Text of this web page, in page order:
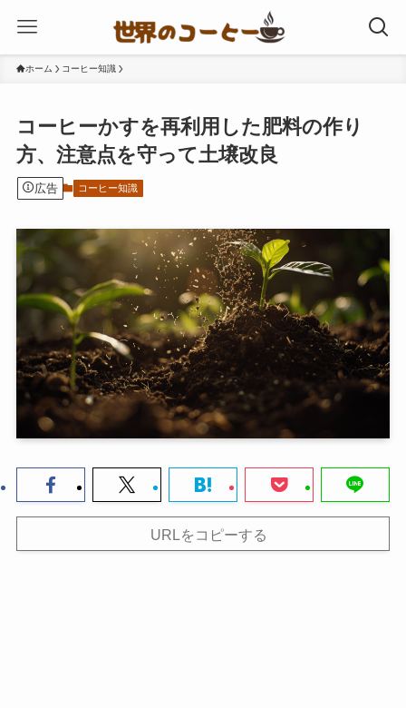
ホーム コーヒー知識
コーヒーかすを再利用した肥料の作り
方、注意点を守って土壌改良
広告 コーヒー知識
URLをコピーする